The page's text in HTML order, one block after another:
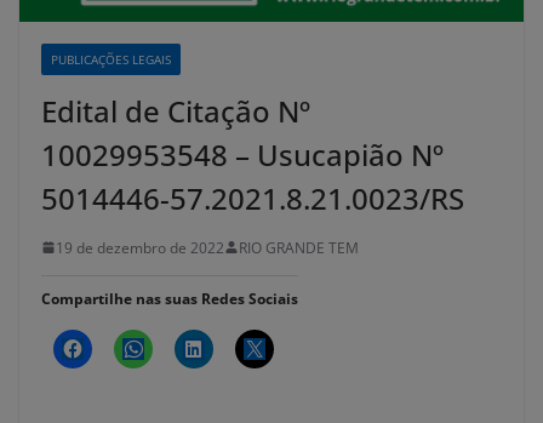
PUBLICAÇÕES LEGAIS
Edital de Citação Nº
10029953548 – Usucapião Nº
5014446-57.2021.8.21.0023/RS
19 de dezembro de 2022 RIO GRANDE TEM
Compartilhe nas suas Redes Sociais